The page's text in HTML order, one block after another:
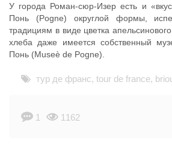
У города Роман-сюр-Изер есть и
Понь (Pogne) округлой формы,
традициям в виде цветка
хлеба даже имеется собственный
Понь (Museè de Pogne).
тур де франс, tour de france,
1
1162